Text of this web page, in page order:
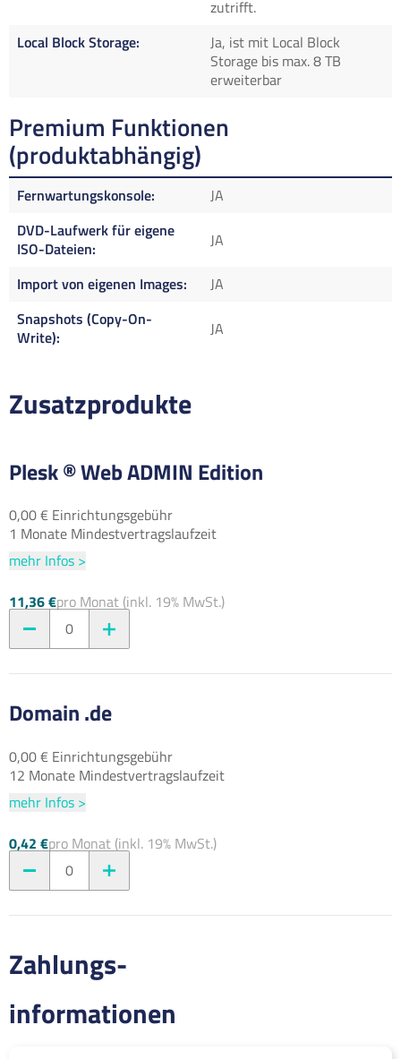
zutrifft.
Local Block Storage
Ja, ist mit Local Block
Storage bis max. 8 TB
erweiterbar
Premium Funktionen
(produktabhängig)
Fernwartungskonsole
JA
DVD-Laufwerk für eigene
ISO-Dateien
JA
Import von eigenen Images
JA
Snapshots (Copy-On-
Write)
JA
Zusatzprodukte
Plesk ® Web ADMIN Edition
0,00 € Einrichtungsgebühr
1 Monate Mindestvertragslaufzeit
mehr Infos >
11,36 €pro Monat (inkl. 19% MwSt.)
0
Domain .de
0,00 € Einrichtungsgebühr
12 Monate Mindestvertragslaufzeit
mehr Infos >
0,42 €pro Monat (inkl. 19% MwSt.)
0
Zahlungs-
informationen